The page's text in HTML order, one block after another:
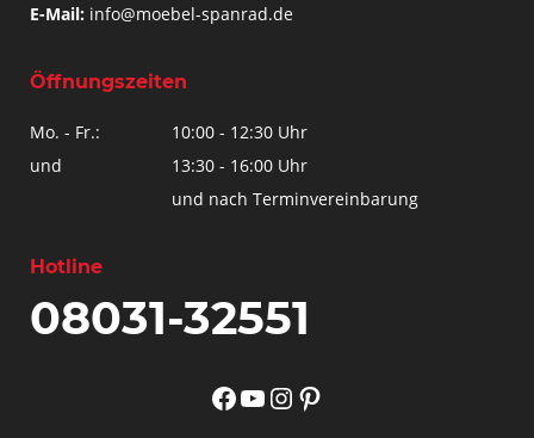
E-Mail: info@moebel-spanrad.de
Öffnungszeiten
Mo. - Fr.:
und
10:00 - 12:30 Uhr
13:30 - 16:00 Uhr
und nach Terminvereinbarung
Hotline
08031-32551
Facebook
YouTube
Instagram
Pinterest